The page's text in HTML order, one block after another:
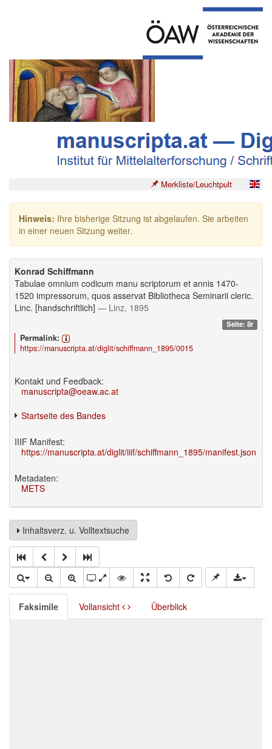
Merkliste/Leuchtpult
Hinweis: Ihre bisherige Sitzung ist abgelaufen. Sie arbeiten
in einer neuen Sitzung weiter.
Konrad Schiffmann
Tabulae omnium codicum manu scriptorum et annis 1470-
1520 impressorum, quos asservat Bibliotheca Seminarii cleric.
Linc. [handschriftlich] — Linz, 1895
Seite: 8r
Permalink:
https://manuscripta.at/diglit/schiffmann_1895/0015
Kontakt und Feedback:
manuscripta@oeaw.ac.at
Startseite des Bandes
IIIF Manifest:
https://manuscripta.at/diglit/iiif/schiffmann_1895/manifest.json
Metadaten:
METS
Inhaltsverz. u. Volltextsuche
Faksimile Vollansicht Überblick